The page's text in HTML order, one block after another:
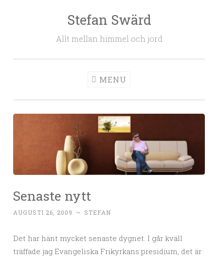
Stefan Swärd
Allt mellan himmel och jord
MENU
Senaste nytt
AUGUSTI 26, 2009 ~ STEFAN
Det har hänt mycket senaste dygnet. I går kväll
träffade jag Evangeliska Frikyrkans presidium, det är